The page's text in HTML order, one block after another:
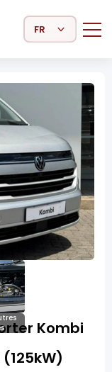
Select Language
Kombi